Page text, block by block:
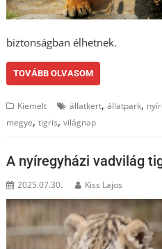
biztonságban élhetnek.
TOVÁBB OLVASOM
Kiemelt állatkert,állatpark,
megye,tigris,világnap
A nyíregyházi vadvilág
2025.07.30. Kiss Lajos